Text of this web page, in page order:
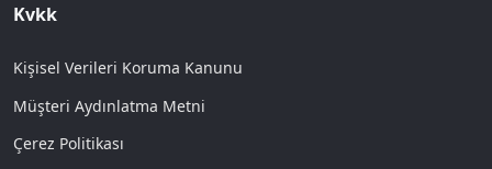
Kvkk
Kişisel Verileri Koruma Kanunu
Müşteri Aydınlatma Metni
Çerez Politikası